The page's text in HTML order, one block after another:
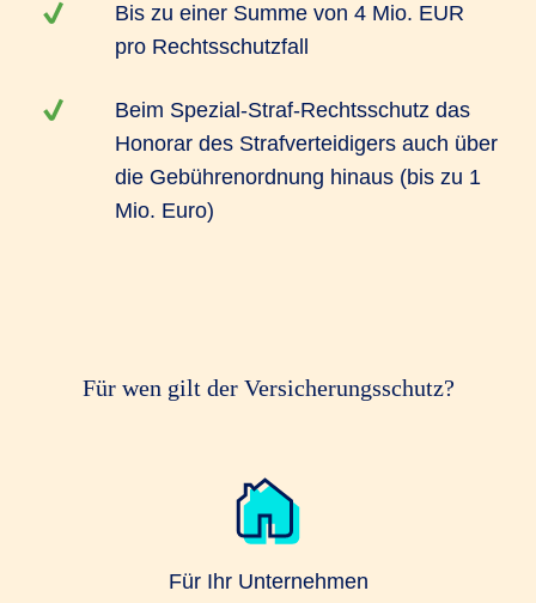
Bis zu einer Summe von 4 Mio. EUR
pro Rechtsschutzfall
Beim Spezial-Straf-Rechtsschutz das
Honorar des Strafverteidigers auch über
die Gebührenordnung hinaus (bis zu 1
Mio. Euro)
Für wen gilt der Versicherungsschutz?
Für Ihr Unternehmen